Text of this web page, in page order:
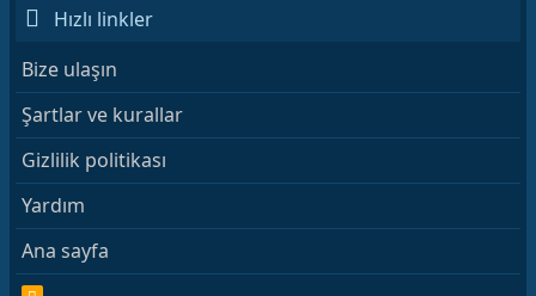
Hızlı linkler
Bize ulaşın
Şartlar ve kurallar
Gizlilik politikası
Yardım
Ana sayfa